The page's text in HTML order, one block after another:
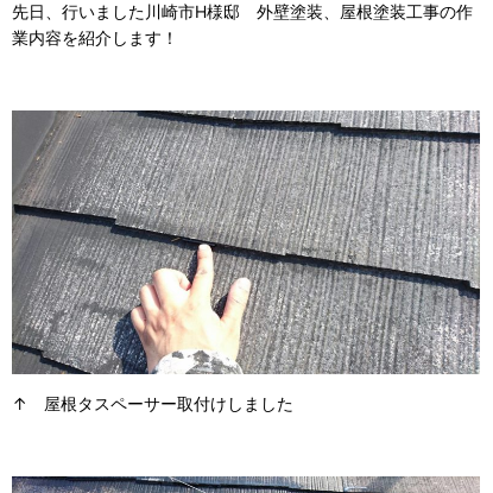
先日、行いました川崎市H様邸 外壁塗装、屋根塗装工事の作
業内容を紹介します！
↑ 屋根タスペーサー取付けしました